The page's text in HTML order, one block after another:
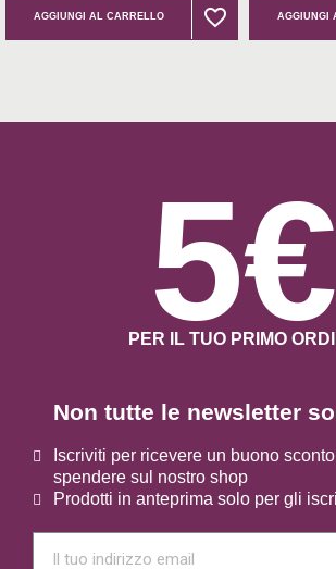
AGGIUNGI AL CARRELLO favorite_border
favorite_border AGGIUNGI
Non tutte le newsletter
Iscriviti per ricevere un buono
spendere sul nostro shop
Prodotti in anteprima solo per gli
5€
PER IL TUO PRIMO